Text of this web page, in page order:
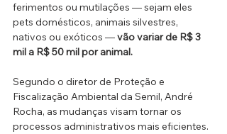
ferimentos ou mutilações — sejam eles
pets domésticos, animais silvestres,
nativos ou exóticos — vão variar de R$ 3
mil a R$ 50 mil por animal.
Segundo o diretor de Proteção e
Fiscalização Ambiental da Semil, André
Rocha, as mudanças visam tornar os
processos administrativos mais eficientes.